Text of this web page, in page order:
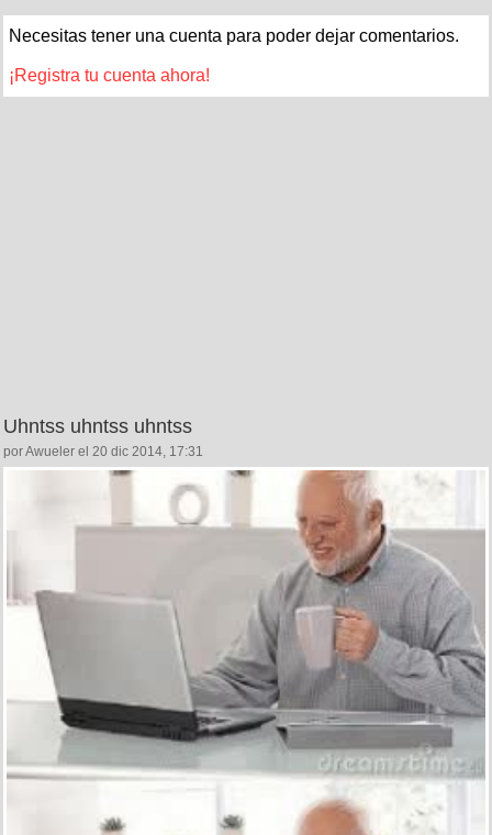
Necesitas tener una cuenta para poder dejar comentarios.
¡Registra tu cuenta ahora!
Uhntss uhntss uhntss
por Awueler el 20 dic 2014, 17:31